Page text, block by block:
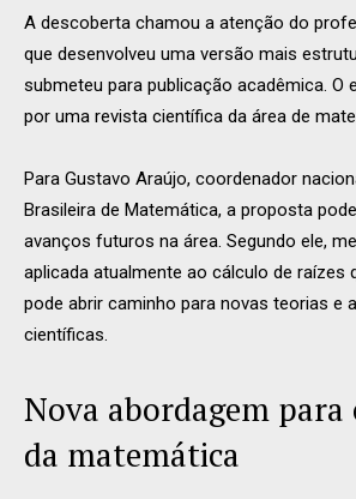
A descoberta chamou a atenção do
que desenvolveu uma versão mais
submeteu para publicação acadêmica. O
por uma revista científica da área de
Para Gustavo Araújo, coordenador
Brasileira de Matemática, a proposta
avanços futuros na área. Segundo ele,
aplicada atualmente ao cálculo de raízes
pode abrir caminho para novas teorias e
científicas.
Nova abordagem para
da matemática